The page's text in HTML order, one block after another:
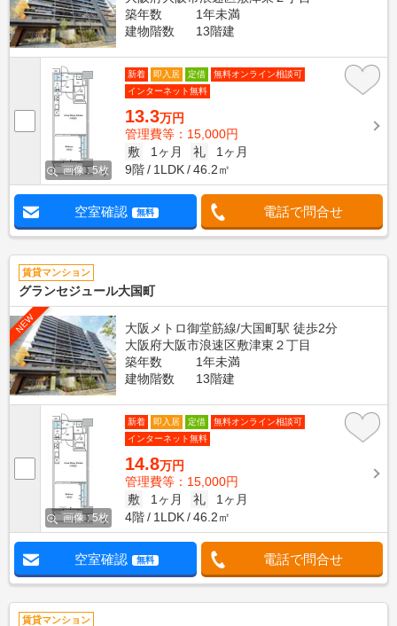
築年数
1年未満
建物階数
13階建
画像 : 5枚
新着 即入居 定借
無料オンライン相談可
インターネット無料
13.3万円
管理費等：15,000円
敷
1ヶ月 礼
1ヶ月
9階
1LDK 46.2㎡
空室確認 無料 電話で問合せ
賃貸マンション
グランセジュール大国町
NEW
大阪メトロ御堂筋線/大国町駅 徒歩2分
大阪府大阪市浪速区敷津東２丁目
築年数
1年未満
建物階数
13階建
画像 : 5枚
新着 即入居 定借
無料オンライン相談可
インターネット無料
14.8万円
管理費等：15,000円
敷
1ヶ月 礼
1ヶ月
4階
1LDK 46.2㎡
空室確認 無料 電話で問合せ
賃貸マンション